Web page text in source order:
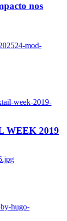
nos
mod-
week-2019-
WEEK 2019
hugo-